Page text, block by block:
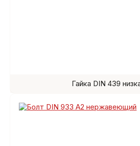
Гайка DIN 439